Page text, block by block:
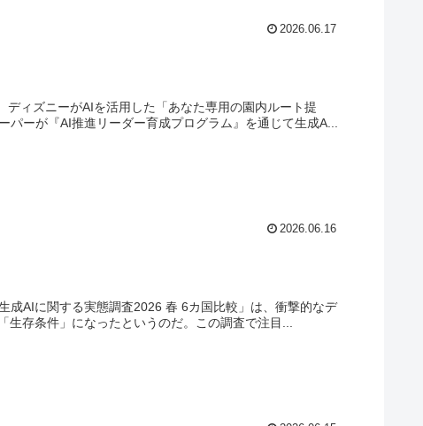
2026.06.17
ィズニーがAIを活用した「あなた専用の園内ルート提
パーが『AI推進リーダー育成プログラム』を通じて生成A...
2026.06.16
成AIに関する実態調査2026 春 6カ国比較」は、衝撃的なデ
生存条件」になったというのだ。この調査で注目...